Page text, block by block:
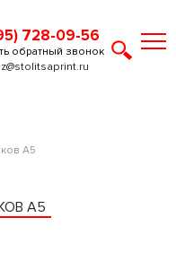
728-09-56
обратный звонок
А5
А5